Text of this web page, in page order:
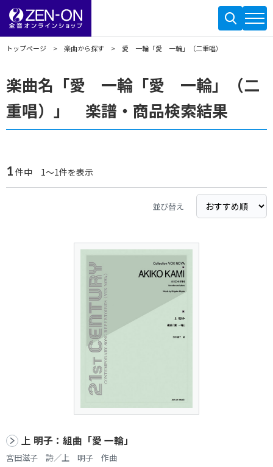
トップページ 楽曲から探す 愛 一輪「愛 一輪」（二重唱）
楽曲名「愛 一輪「愛 一輪」（二
重唱）」 楽譜・商品検索結果
1 件中 1～1件を表示
並び替え
上 明子：組曲「愛 一輪」
宮田滋子 詩／上 明子 作曲